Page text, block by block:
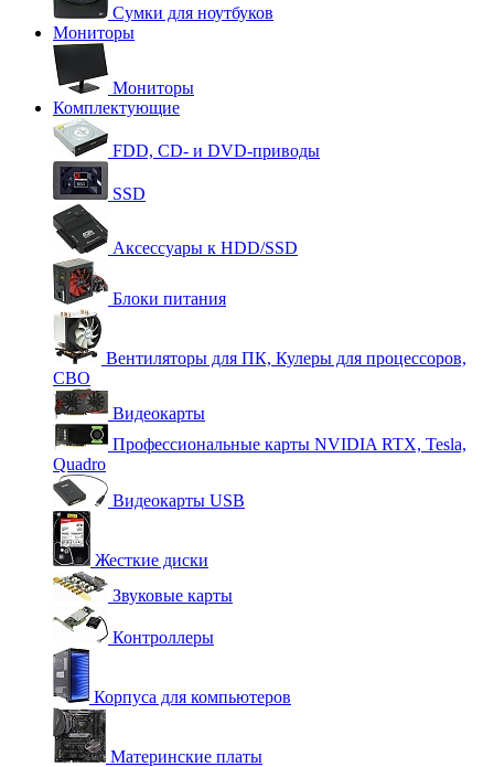
Сумки для ноутбуков
Мониторы
Мониторы
Комплектующие
FDD, CD- и DVD-приводы
SSD
Аксессуары к HDD/SSD
Блоки питания
Вентиляторы для ПК, Кулеры для процессоров,
СВО
Видеокарты
Профессиональные карты NVIDIA RTX, Tesla,
Quadro
Видеокарты USB
Жесткие диски
Звуковые карты
Контроллеры
Корпуса для компьютеров
Материнские платы